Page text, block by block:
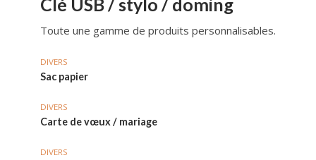
Clé USB / stylo / doming
Toute une gamme de produits personnalisables.
DIVERS
Sac papier
DIVERS
Carte de vœux / mariage
DIVERS